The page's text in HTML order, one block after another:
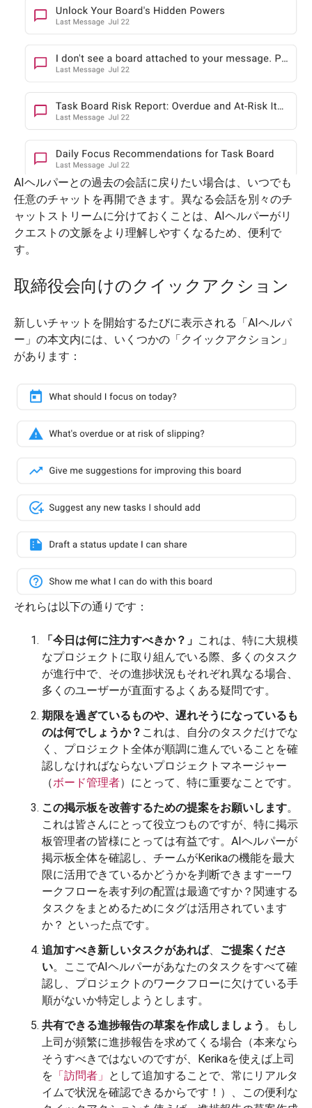
AIヘルパーとの過去の会話に戻りたい場合は、いつでも
任意のチャットを再開できます。異なる会話を別々のチ
ャットストリームに分けておくことは、AIヘルパーがリ
クエストの文脈をより理解しやすくなるため、便利で
す。
取締役会向けのクイックアクション
新しいチャットを開始するたびに表示される「AIヘルパ
ー」の本文内には、いくつかの「クイックアクション」
があります：
それらは以下の通りです：
「今日は何に注力すべきか？」 これは、特に大規模
なプロジェクトに取り組んでいる際、多くのタスク
が進行中で、その進捗状況もそれぞれ異なる場合、
多くのユーザーが直面するよくある疑問です。
期限を過ぎているものや、遅れそうになっているも
のは何でしょうか？ これは、自分のタスクだけでな
く、プロジェクト全体が順調に進んでいることを確
認しなければならないプロジェクトマネージャー
（ボード管理者）にとって、特に重要なことです。
この掲示板を改善するための提案をお願いします。
これは皆さんにとって役立つものですが、特に掲示
板管理者の皆様にとっては有益です。AIヘルパーが
掲示板全体を確認し、チームがKerikaの機能を最大
限に活用できているかどうかを判断できます――ワ
ークフローを表す列の配置は最適ですか？関連する
タスクをまとめるためにタグは活用されています
か？ といった点です。
追加すべき新しいタスクがあれば、
ご提案くださ
い。ここでAIヘルパーがあなたのタスクをすべて確
認し、プロジェクトのワークフローに欠けている手
順がないか特定しようとします。
共有できる進捗報告の草案を作成しましょう 。もし
上司が頻繁に進捗報告を求めてくる場合（本来なら
そうすべきではないのですが、Kerikaを使えば上司
を 「訪問者」 として追加することで、常にリアルタ
イムで状況を確認できるからです！）、この便利な